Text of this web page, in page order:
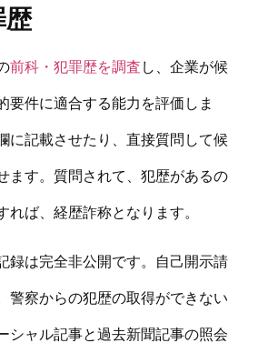
歴
前科・犯罪歴を調査し、企業が候
要件に適合する能力を評価しま
に記載させたり、直接質問して候
ます。質問されて、犯歴があるの
れば、経歴詐称となります。
録は完全非公開です。自己開示請
警察からの犯歴の取得ができない
シャル記事と過去新聞記事の照会